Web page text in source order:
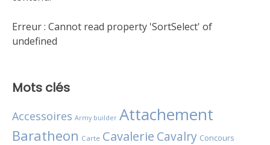
Erreur : Cannot read property 'SortSelect' of
undefined
Mots clés
Accessoires Army builder Attachement
Baratheon Carte Cavalerie Cavalry Concours